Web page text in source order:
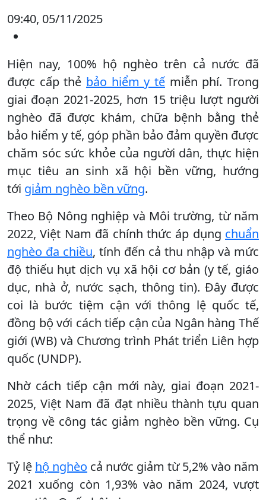
09:40, 05/11/2025
Hiện nay, 100% hộ nghèo trên cả nước đã
được cấp thẻ bảo hiểm y tế miễn phí. Trong
giai đoạn 2021-2025, hơn 15 triệu lượt người
nghèo đã được khám, chữa bệnh bằng thẻ
bảo hiểm y tế, góp phần bảo đảm quyền được
chăm sóc sức khỏe của người dân, thực hiện
mục tiêu an sinh xã hội bền vững, hướng
tới giảm nghèo bền vững.
Theo Bộ Nông nghiệp và Môi trường, từ năm
2022, Việt Nam đã chính thức áp dụng chuẩn
nghèo đa chiều, tính đến cả thu nhập và mức
độ thiếu hụt dịch vụ xã hội cơ bản (y tế, giáo
dục, nhà ở, nước sạch, thông tin). Đây được
coi là bước tiệm cận với thông lệ quốc tế,
đồng bộ với cách tiếp cận của Ngân hàng Thế
giới (WB) và Chương trình Phát triển Liên hợp
quốc (UNDP).
Nhờ cách tiếp cận mới này, giai đoạn 2021-
2025, Việt Nam đã đạt nhiều thành tựu quan
trọng về công tác giảm nghèo bền vững. Cụ
thể như:
Tỷ lệ hộ nghèo cả nước giảm từ 5,2% vào năm
2021 xuống còn 1,93% vào năm 2024, vượt